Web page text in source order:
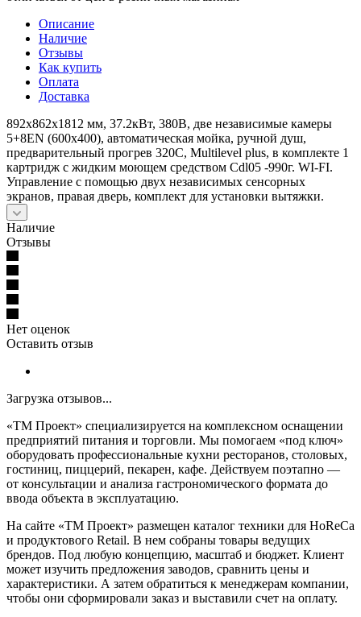
Описание
Наличие
Отзывы
Как купить
Оплата
Доставка
892x862x1812 мм, 37.2кВт, 380В, две независимые камеры
5+8EN (600x400), автоматическая мойка, ручной душ,
предварительный прогрев 320С, Multilevel plus, в комплекте 1
картридж с жидким моющем средством Cdl05 -990г. WI-FI.
Управление с помощью двух независимых сенсорных
экранов, правая дверь, комплект для установки вытяжки.
Наличие
Отзывы
Нет оценок
Оставить отзыв
Загрузка отзывов...
«ТМ Проект» специализируется на комплексном оснащении
предприятий питания и торговли. Мы помогаем «под ключ»
оборудовать профессиональные кухни ресторанов, столовых,
гостиниц, пиццерий, пекарен, кафе. Действуем поэтапно —
от консультации и анализа гастрономического формата до
ввода объекта в эксплуатацию.
На сайте «ТМ Проект» размещен каталог техники для HoReCa
и продуктового Retail. В нем собраны товары ведущих
брендов. Под любую концепцию, масштаб и бюджет. Клиент
может изучить предложения заводов, сравнить цены и
характеристики. А затем обратиться к менеджерам компании,
чтобы они сформировали заказ и выставили счет на оплату.